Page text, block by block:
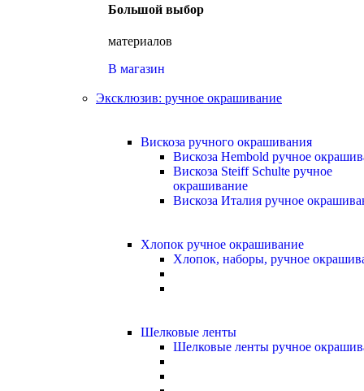
Большой выбор
материалов
В магазин
Эксклюзив: ручное окрашивание
Вискоза ручного окрашивания
Вискоза Hembold ручное
Вискоза Steiff Schulte ручное
окрашивание
Вискоза Италия ручное
Хлопок ручное окрашивание
Хлопок, наборы, ручное
Шелковые ленты
Шелковые ленты ручное